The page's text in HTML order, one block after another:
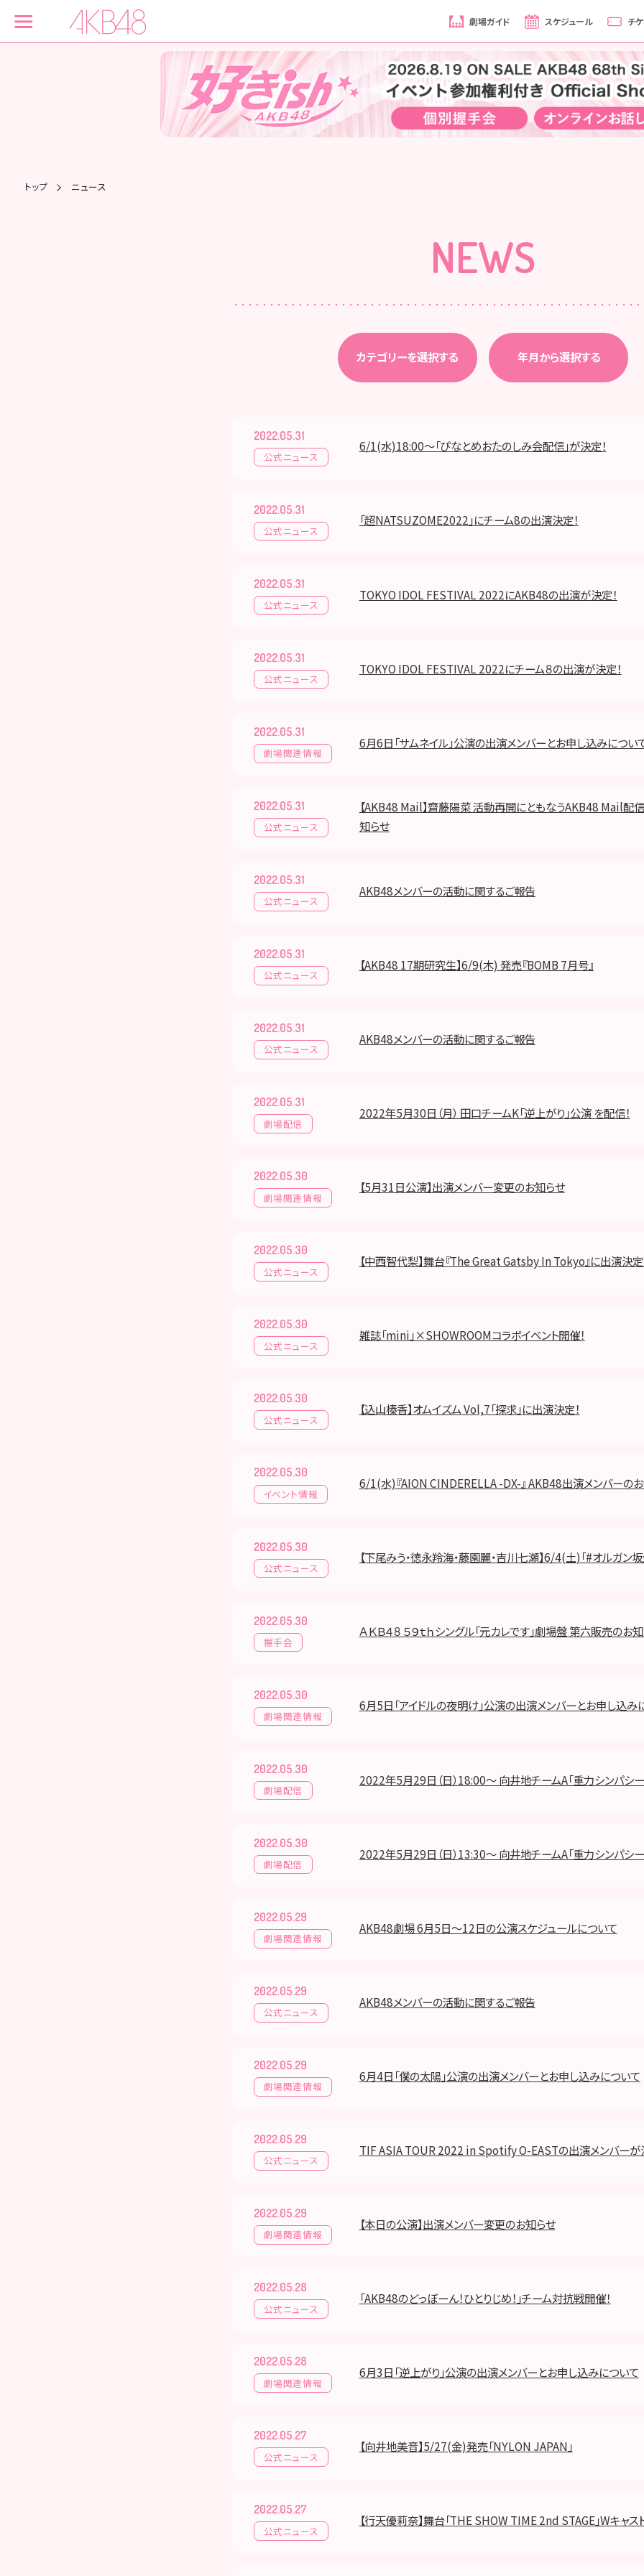
劇場ガイド スケジュール チ
トップ ニュース
NEWS
カテゴリーを選択する 年月から選択する
2022.05.31
公式ニュース
6/1(水)18:00〜「ぴなとめおたのしみ会配信」が決定！
2022.05.31
公式ニュース
「超NATSUZOME2022」にチーム8の出演決定！
2022.05.31
公式ニュース
TOKYO IDOL FESTIVAL 2022にAKB48の出演が決定！
2022.05.31
公式ニュース
TOKYO IDOL FESTIVAL 2022にチーム８の出演が決定！
2022.05.31
劇場関連情報
6月6日「サムネイル」公演の出演メンバーとお申し込みについ
2022.05.31
公式ニュース
【AKB48 Mail】齋藤陽菜 活動再開にともなうAKB48 Mail配
知らせ
2022.05.31
公式ニュース
AKB48メンバーの活動に関するご報告
2022.05.31
公式ニュース
【AKB48 17期研究生】6/9(木) 発売『BOMB 7月号』
2022.05.31
公式ニュース
AKB48メンバーの活動に関するご報告
2022.05.31
劇場配信
2022年5月30日（月） 田口チームK「逆上がり」公演 を配信！
2022.05.30
劇場関連情報
【5月31日公演】出演メンバー変更のお知らせ
2022.05.30
公式ニュース
【中西智代梨】舞台『The Great Gatsby In Tokyo』に出演決定
2022.05.30
公式ニュース
雑誌「mini」×SHOWROOMコラボイベント開催！
2022.05.30
公式ニュース
【込山榛香】オムイズム Vol,7「探求」に出演決定！
2022.05.30
イベント情報
6/1(水)『AION CINDERELLA -DX-』 AKB48出演メンバーの
2022.05.30
公式ニュース
【下尾みう・徳永羚海・藤園麗・吉川七瀬】6/4(土)「#オルガン
2022.05.30
握手会
ＡＫＢ４８ ５９ｔｈシングル「元カレです」劇場盤 第六販売のお
2022.05.30
劇場関連情報
6月5日「アイドルの夜明け」公演の出演メンバーとお申し込み
2022.05.30
劇場配信
2022年5月29日（日）18:00～ 向井地チームA「重力シンパシー
2022.05.30
劇場配信
2022年5月29日（日）13:30～ 向井地チームA「重力シンパシー
2022.05.29
劇場関連情報
AKB48劇場 6月5日〜12日の公演スケジュールについて
2022.05.29
公式ニュース
AKB48メンバーの活動に関するご報告
2022.05.29
劇場関連情報
6月4日「僕の太陽」公演の出演メンバーとお申し込みについて
2022.05.29
公式ニュース
TIF ASIA TOUR 2022 in Spotify O-EASTの出演メンバーが
2022.05.29
劇場関連情報
【本日の公演】出演メンバー変更のお知らせ
2022.05.28
公式ニュース
「AKB48のどっぼーん！ひとりじめ！」チーム対抗戦開催！
2022.05.28
劇場関連情報
6月3日「逆上がり」公演の出演メンバーとお申し込みについて
2022.05.27
公式ニュース
【向井地美音】5/27(金)発売「NYLON JAPAN」
2022.05.27
公式ニュース
【行天優莉奈】舞台「THE SHOW TIME 2nd STAGE」Wキャス